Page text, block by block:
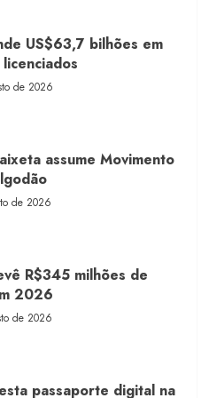
assume Movimento
de 2026
R$345 milhões de
2026
de 2026
passaporte digital na
de 2026
reforça retomada da